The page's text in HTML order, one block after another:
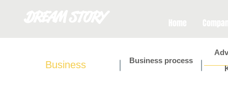
Business
Business process